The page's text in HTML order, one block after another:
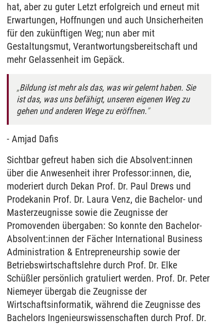
hat, aber zu guter Letzt erfolgreich und erneut mit
Erwartungen, Hoffnungen und auch Unsicherheiten
für den zukünftigen Weg; nun aber mit
Gestaltungsmut, Verantwortungsbereitschaft und
mehr Gelassenheit im Gepäck.
Bildung ist mehr als das, was wir gelernt haben. Sie
ist das, was uns befähigt, unseren eigenen Weg zu
gehen und anderen Wege zu eröffnen.
- Amjad Dafis
Sichtbar gefreut haben sich die Absolvent:innen
über die Anwesenheit ihrer Professor:innen, die,
moderiert durch Dekan Prof. Dr. Paul Drews und
Prodekanin Prof. Dr. Laura Venz, die Bachelor- und
Masterzeugnisse sowie die Zeugnisse der
Promovenden übergaben: So konnte den Bachelor-
Absolvent:innen der Fächer International Business
Administration & Entrepreneurship sowie der
Betriebswirtschaftslehre durch Prof. Dr. Elke
Schüßler persönlich gratuliert werden. Prof. Dr. Peter
Niemeyer übergab die Zeugnisse der
Wirtschaftsinformatik, während die Zeugnisse des
Bachelors Ingenieurswissenschaften durch Prof. Dr.